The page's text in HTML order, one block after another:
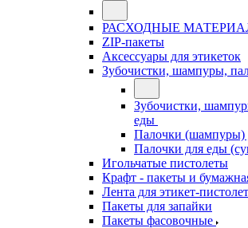
РАСХОДНЫЕ
ZIP-пакеты
Аксессуары для этикеток
Зубочистки, шампуры,
Зубочистки,
еды
Палочки (шампуры)
Палочки для еды
Игольчатые пистолеты
Крафт - пакеты и
Лента для этикет-
Пакеты для запайки
Пакеты фасовочные